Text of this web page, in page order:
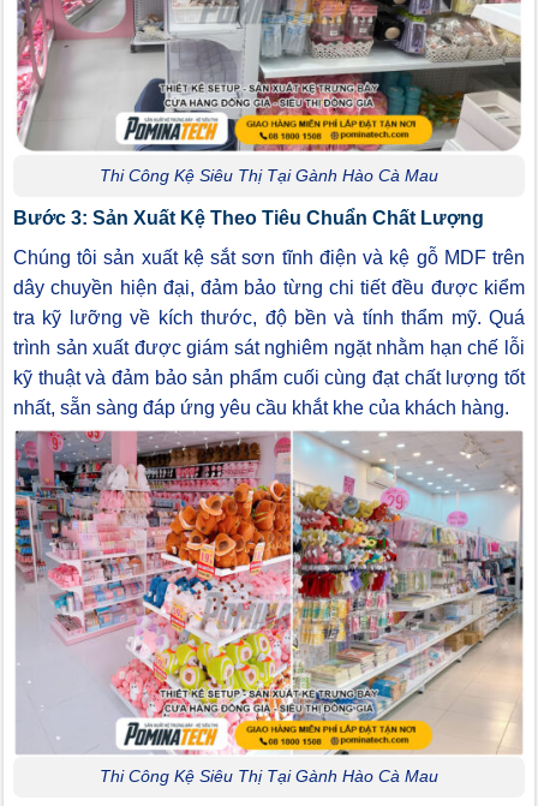
Thi Công Kệ Siêu Thị Tại Gành Hào Cà Mau
Bước 3: Sản Xuất Kệ Theo Tiêu Chuẩn Chất Lượng
Chúng tôi sản xuất kệ sắt sơn tĩnh điện và kệ gỗ MDF trên
dây chuyền hiện đại, đảm bảo từng chi tiết đều được kiểm
tra kỹ lưỡng về kích thước, độ bền và tính thẩm mỹ. Quá
trình sản xuất được giám sát nghiêm ngặt nhằm hạn chế lỗi
kỹ thuật và đảm bảo sản phẩm cuối cùng đạt chất lượng tốt
nhất, sẵn sàng đáp ứng yêu cầu khắt khe của khách hàng.
Thi Công Kệ Siêu Thị Tại Gành Hào Cà Mau